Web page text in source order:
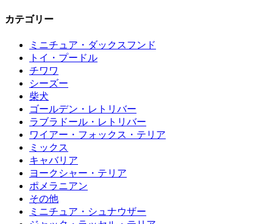
カテゴリー
ミニチュア・ダックスフンド
トイ・プードル
チワワ
シーズー
柴犬
ゴールデン・レトリバー
ラブラドール・レトリバー
ワイアー・フォックス・テリア
ミックス
キャバリア
ヨークシャー・テリア
ポメラニアン
その他
ミニチュア・シュナウザー